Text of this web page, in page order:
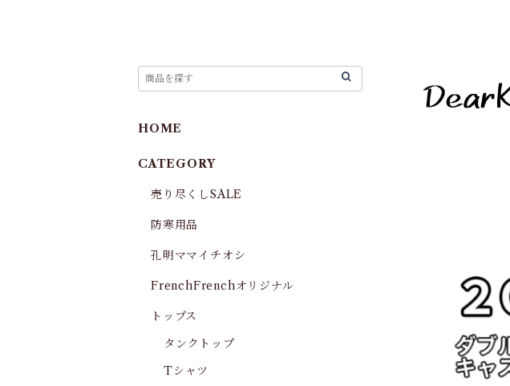
HOME
CATEGORY
売り尽くしSALE
防寒用品
孔明ママイチオシ
FrenchFrenchオリジナル
トップス
タンクトップ
Tシャツ